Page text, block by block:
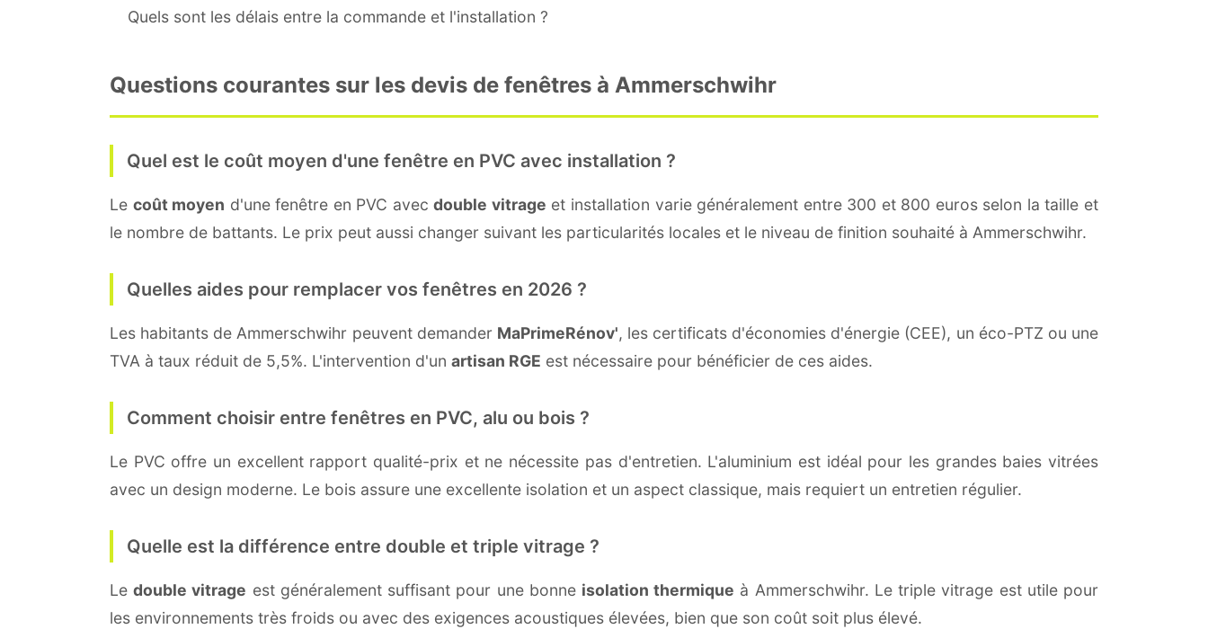
Quels sont les délais entre la commande et l'installation ?
Questions courantes sur les devis de fenêtres à Ammerschwihr
Quel est le coût moyen d'une fenêtre en PVC avec installation ?
Le coût moyen d'une fenêtre en PVC avecdouble vitrage et installation varie généralement entre 300 et 800 euros selon la taille et
le nombre de battants. Le prix peut aussi changer suivant les particularités locales et le niveau de finition souhaité à Ammerschwihr.
Quelles aides pour remplacer vos fenêtres en 2026 ?
Les habitants de Ammerschwihr peuvent demander MaPrimeRénov', les certificats d'économies d'énergie (CEE), un éco-PTZ ou une
TVA à taux réduit de 5,5%. L'intervention d'un artisan RGE est nécessaire pour bénéficier de ces aides.
Comment choisir entre fenêtres en PVC, alu ou bois ?
Le PVC offre un excellent rapport qualité-prix et ne nécessite pas d'entretien. L'aluminium est idéal pour les grandes baies vitrées
avec un design moderne. Le bois assure une excellente isolation et un aspect classique, mais requiert un entretien régulier.
Quelle est la différence entre double et triple vitrage ?
Ledouble vitrage est généralement suffisant pour une bonne isolation thermique à Ammerschwihr. Le triple vitrage est utile pour
les environnements très froids ou avec des exigences acoustiques élevées, bien que son coût soit plus élevé.